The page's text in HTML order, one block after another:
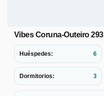
Vibes Coruna-Outeiro 293
Huéspedes: 6
Dormitorios: 3